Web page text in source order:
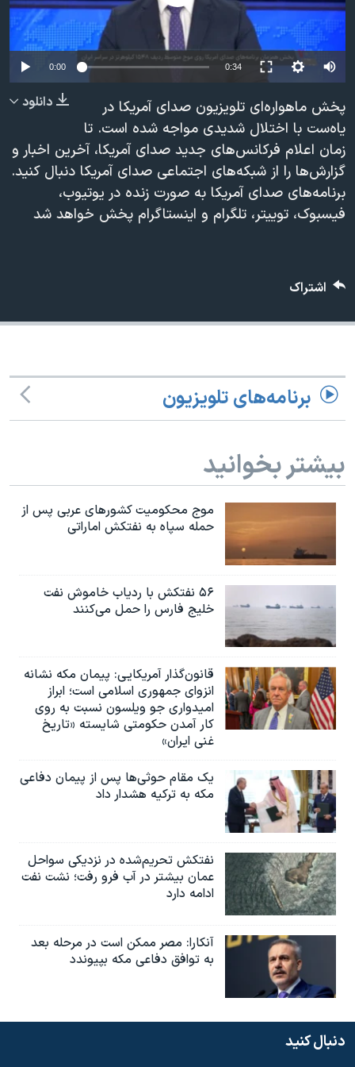
فرهنگ و زندگی
حقوق شهروندی
اقتصادی
علم و فناوری
اسرائیل در جنگ
گالری عکس
آرشیو پخش زنده
مستندها
انتخابات ریاست جمهوری آمریکا ۲۰۲۴
حمله جمهوری اسلامی به اسرائیل
رمز مهسا
ورزش زنان در ایران
اعتراضات زن، زندگی، آزادی
مجموعه مستندهای دادخواهی
تریبونال مردمی آبان ۹۸
اعتراضات مردمی آبان ۹۸
نرگس محمدی برنده جایزه نوبل صلح
سفر پرزیدنت ترامپ به چین
دنبال کنید
زبانهای مختلف
Auto
240p
360p
480p
720p
1080p
0:00 0:34
360p
480p
720p
دانلود
پخش ماهواره‌ای تلویزیون صدای آمریکا در
یاه‌ست با اختلال شدیدی مواجه شده است. تا
زمان اعلام فرکانس‌های جدید صدای آمریکا، آخرین اخبار و
گزارش‌ها را از شبکه‌های اجتماعی صدای آمریکا دنبال کنید.
برنامه‌های صدای آمریکا به صورت زنده در یوتیوب،
فیسبوک، توییتر، تلگرام و اینستاگرام پخش خواهد شد
اشتراک
برنامه‌های تلویزیون
بیشتر بخوانید
موج محکومیت کشورهای عربی پس از
حمله سپاه به نفتکش اماراتی
۵۶ نفتکش با ردیاب خاموش نفت
خلیج فارس را حمل می‌کنند
قانون‌گذار آمریکایی: پیمان مکه نشانه
انزوای جمهوری اسلامی است؛ ابراز
امیدواری جو ویلسون نسبت به روی
کار آمدن حکومتی شایسته «تاریخ
غنی ایران»
یک مقام حوثی‌ها پس از پیمان دفاعی
مکه به ترکیه هشدار داد
نفتکش تحریم‌شده در نزدیکی سواحل
عمان بیشتر در آب فرو رفت؛ نشت نفت
ادامه دارد
آنکارا: مصر ممکن است در مرحله بعد
به توافق دفاعی مکه بپیوندد
دنبال کنید